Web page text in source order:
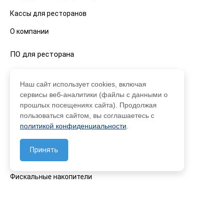
Кассы для ресторанов
О компании
ПО для ресторана
R-Keeper для ресторана
Оборудование для ресторанов
Смарт-терминалы
Фискальные регистраторы
Фискальные накопители
Наш сайт использует cookies, включая
сервисы веб-аналитики (файлы с данными о
прошлых посещениях сайта). Продолжая
пользоваться сайтом, вы соглашаетесь с
политикой конфиденциальности
Принять